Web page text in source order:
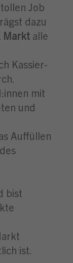
Job
dazu
Markt alle
Kassier-
mit
und
Auffüllen
bist
ist.